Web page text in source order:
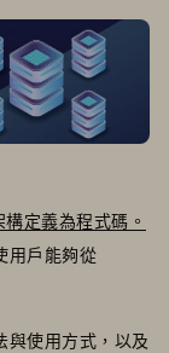
定義為程式碼。
用戶能夠從
與使用方式，以及